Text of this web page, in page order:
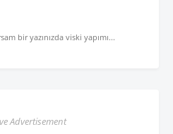
bir yazınızda viski yapımı...
Advertisement